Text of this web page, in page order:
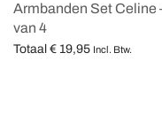
Armbanden Set Celine
van 4
Totaal € 19,95 Incl. Btw.